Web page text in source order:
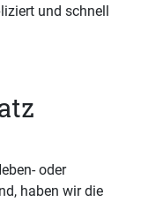
und schnell
oder
haben wir die